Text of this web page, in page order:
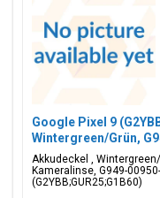
Google Pixel 9
Wintergreen/Grün,
Akkudeckel ,
Kameralinse, G949-
(G2YBB;GUR25;G1B60)